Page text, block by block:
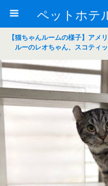
【猫ちゃんルームの様子】アメ
ルーのレオちゃん、スコティ